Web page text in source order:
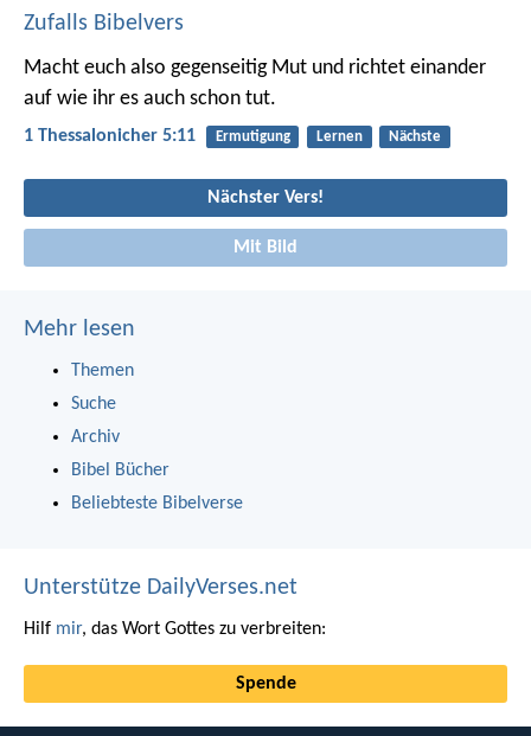
Zufalls Bibelvers
Macht euch also gegenseitig Mut und richtet einander
auf wie ihr es auch schon tut.
1 Thessalonicher 5:11 Ermutigung Lernen Nächste
Nächster Vers!
Mit Bild
Mehr lesen
Themen
Suche
Archiv
Bibel Bücher
Beliebteste Bibelverse
Unterstütze DailyVerses.net
Hilf mir, das Wort Gottes zu verbreiten:
Spende